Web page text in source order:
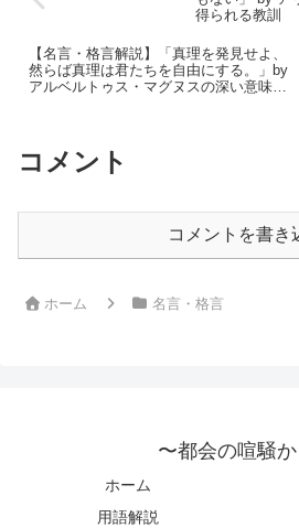
得られる教訓
【名言・格言解説】「真理を発見せよ、
然らば真理は君たちを自由にする。」by
アルベルトゥス・マグヌスの深い意味と
コメント
コメントを書き
ホーム 名言・格言
〜都会の喧騒
ホーム
用語解説